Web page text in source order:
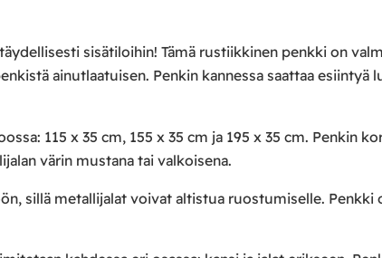
sisätiloihin! Tämä rustiikkinen penkki on
ainutlaatuisen. Penkin kannessa saattaa
115 x 35 cm, 155 x 35 cm ja 195 x 35 cm. Penkin
värin mustana tai valkoisena.
sillä metallijalat voivat altistua ruostumiselle.